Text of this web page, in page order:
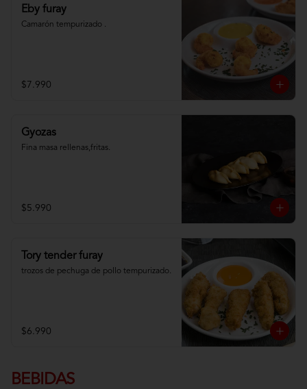
Eby furay
Camarón tempurizado .
$7.990
Gyozas
Fina masa rellenas,fritas.
$5.990
Tory tender furay
trozos de pechuga de pollo tempurizado.
$6.990
BEBIDAS